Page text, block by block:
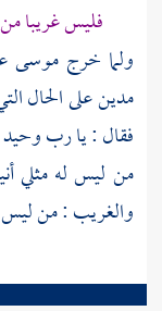
فليس غريبا
ولما خرج موسى
مدينعلى الحال
فقال : يا رب
من ليس له مثلي
والغريب : من ليس